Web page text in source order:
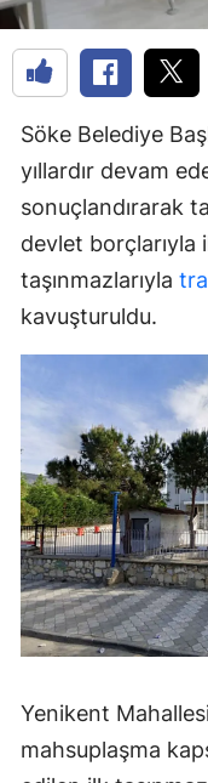
Söke Belediye
yıllardır devam
sonuçlandırarak
devlet borçlarıyla
taşınmazlarıyla
kavuşturuldu.
Yenikent
mahsuplaşma